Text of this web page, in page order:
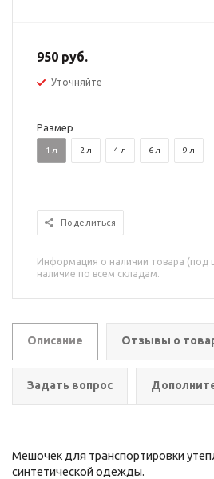
950 руб.
Уточняйте
Размер
1 л 2 л 4 л 6 л 9 л
Поделиться
Информация о наличии товара (под
наличие по всем складам.
Описание Отзывы о
Задать вопрос
Мешочек для транспортировки
синтетической одежды.